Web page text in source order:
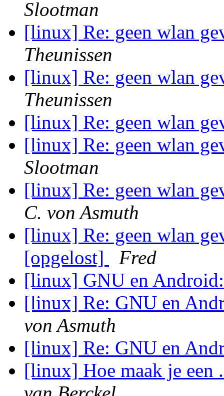
Slootman
[linux] Re: geen wlan
Theunissen
[linux] Re: geen wlan
Theunissen
[linux] Re: geen wlan
[linux] Re: geen wlan
Slootman
[linux] Re: geen wlan
C. von Asmuth
[linux] Re: geen wlan
[opgelost]
Fred
[linux] GNU en
[linux] Re: GNU en
von Asmuth
[linux] Re: GNU en
[linux] Hoe maak je